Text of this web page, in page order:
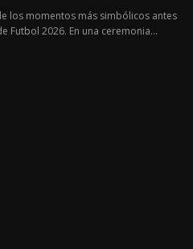
los momentos más simbólicos antes
Futbol 2026. En una ceremonia...